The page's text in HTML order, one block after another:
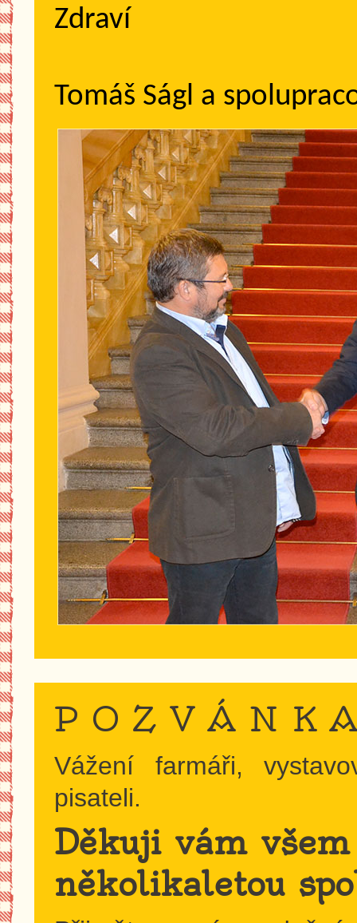
Zdraví
Tomáš Ságl a
P O Z V Á N K A
Vážení farmáři,
pisateli.
Děkuji vám
několikaletou